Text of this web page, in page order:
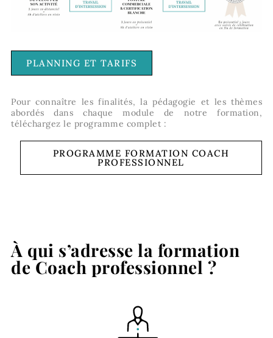
PLANNING ET TARIFS
Pour connaître les finalités, la pédagogie et les thèmes
abordés dans chaque module de notre formation,
téléchargez le programme complet :
PROGRAMME FORMATION COACH
PROFESSIONNEL
À qui s’adresse la formation
de Coach professionnel ?